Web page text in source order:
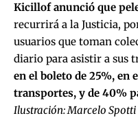
Kicillof anunció que
recurrirá a la Justicia,
usuarios que toman
diario para asistir a sus
en el boleto de 25%, en
transportes, y de 40%
Ilustración: Marcelo Spotti